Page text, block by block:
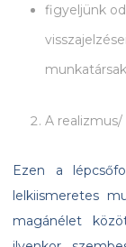
figyeljünk
A realizmus/
Ezen a
lelkiismeretes
magánélet